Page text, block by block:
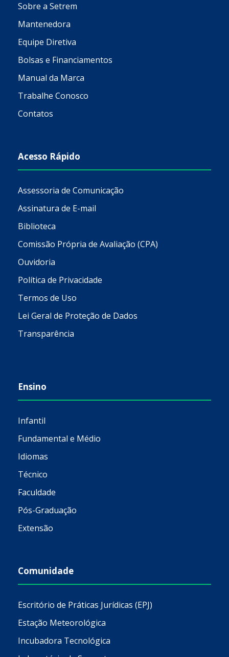
Sobre a Setrem
Mantenedora
Equipe Diretiva
Bolsas e Financiamentos
Manual da Marca
Trabalhe Conosco
Contatos
Acesso Rápido
Assessoria de Comunicação
Assinatura de E-mail
Biblioteca
Comissão Própria de Avaliação (CPA)
Ouvidoria
Política de Privacidade
Termos de Uso
Lei Geral de Proteção de Dados
Transparência
Ensino
Infantil
Fundamental e Médio
Idiomas
Técnico
Faculdade
Pós-Graduação
Extensão
Comunidade
Escritório de Práticas Jurídicas (EPJ)
Estação Meteorológica
Incubadora Tecnológica